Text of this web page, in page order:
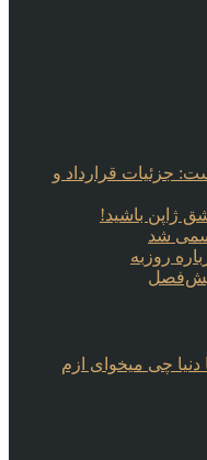
جزئیات قرارداد و
ژاپن باشید!
شد
روزبه
پیش‌فصل
چی میخوای ازم